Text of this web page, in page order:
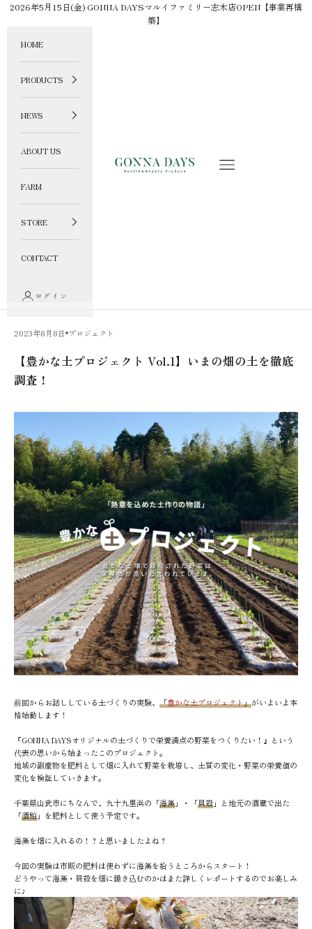
コンテンツへスキップ
2026年5月15日(金) GONNA DAYSマルイファミリー志木店OPEN【事業再構
築】
GONNA DAYS ONLINE STORE メニュー
HOME
PRODUCTS
NEWS
ABOUT US
FARM
STORE
CONTACT
ログイン
2023年8月8日 プロジェクト
【豊かな土プロジェクト Vol.1】いまの畑の土を徹底
調査！
前回からお話ししている土づくりの実験、 「豊かな土プロジェクト」がいよいよ本
格始動します！
『GONNA DAYSオリジナルの土づくりで栄養満点の野菜をつくりたい！』という
代表の思いから始まったこのプロジェクト。
地域の副産物を肥料として畑に入れて野菜を栽培し、土質の変化・野菜の栄養価の
変化を検証していきます。
千葉県山武市にちなんで、九十九里浜の「海藻」・「貝殻」と地元の酒蔵で出た
「酒粕」を肥料として使う予定です。
海藻を畑に入れるの！？と思いましたよね？
今回の実験は市販の肥料は使わずに海藻を拾うところからスタート！
どうやって海藻・貝殻を畑に鋤き込むのかはまた詳しくレポートするのでお楽しみ
に♪